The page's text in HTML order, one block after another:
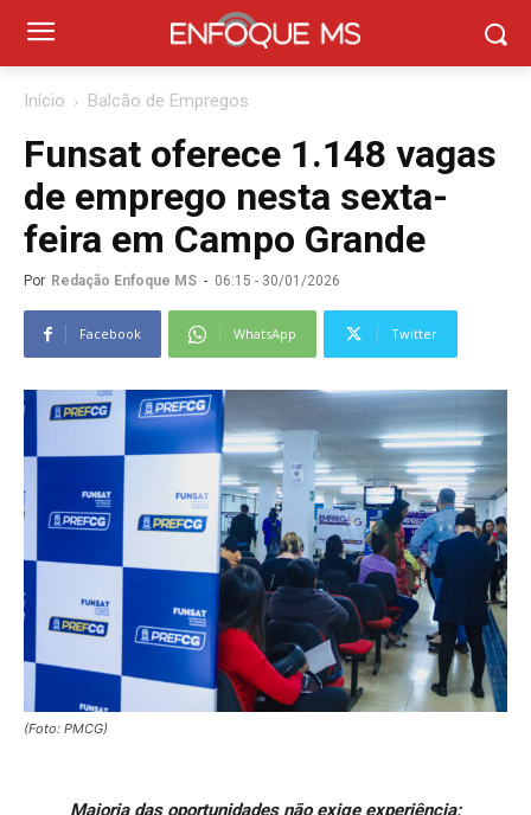
Início Balcão de Empregos
Funsat oferece 1.148 vagas
de emprego nesta sexta-
feira em Campo Grande
Por Redação Enfoque MS - 06:15 - 30/01/2026
Facebook WhatsApp Twitter
(Foto: PMCG)
Maioria das oportunidades não exige experiência;